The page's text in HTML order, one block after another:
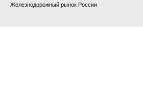
Железнодорожный рынок России